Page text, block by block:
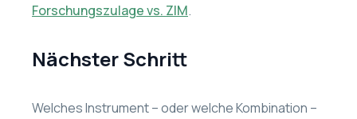
Forschungszulage vs. ZIM.
Nächster Schritt
Welches Instrument – oder welche Kombination –